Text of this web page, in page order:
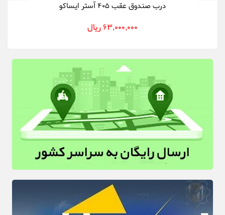
درب صندوق عقب 405 آستر ایساکو
63,000,000 ریال